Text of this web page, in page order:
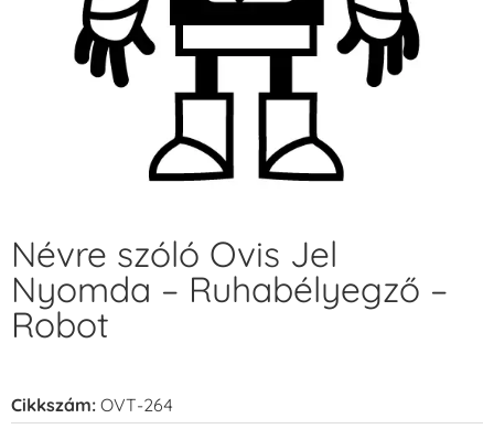
Névre szóló Ovis Jel
Nyomda – Ruhabélyegző –
Robot
Cikkszám: OVT-264